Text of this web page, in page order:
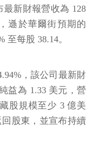
最新財報營收為 128
遜於華爾街預期的
至每股 38.14。
，該公司最新財
益為 1.33 美元，營
股規模至少 3 億美
股東，並宣布持續